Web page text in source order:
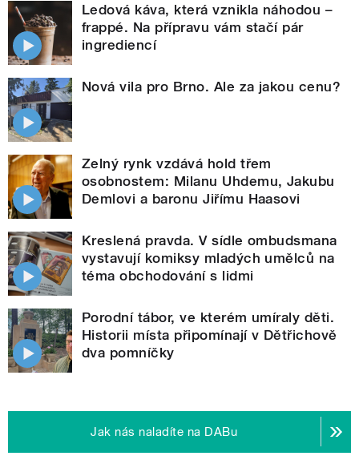
Ledová káva, která vznikla náhodou –
frappé. Na přípravu vám stačí pár
ingrediencí
Nová vila pro Brno. Ale za jakou cenu?
Zelný rynk vzdává hold třem
osobnostem: Milanu Uhdemu, Jakubu
Demlovi a baronu Jiřímu Haasovi
Kreslená pravda. V sídle ombudsmana
vystavují komiksy mladých umělců na
téma obchodování s lidmi
Porodní tábor, ve kterém umíraly děti.
Historii místa připomínají v Dětřichově
dva pomníčky
Jak nás naladíte na DABu